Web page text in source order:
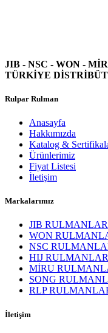
JIB - NSC - WON -
TÜRKİYE
Rulpar Rulman
Anasayfa
Hakkımızda
Katalog &
Ürünlerimiz
Fiyat Listesi
İletişim
Markalarımız
JIB RULMANLAR
WON
NSC
HIJ RULMANLAR
MİRU
SONG
RLP
İletişim